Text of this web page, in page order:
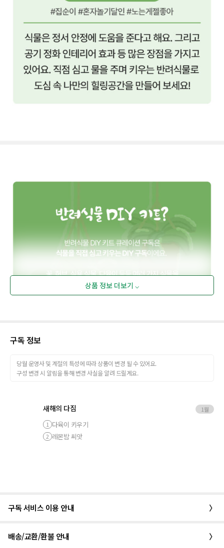
상품 정보 더보기 ⌵
구독 정보
당월 운영사 및 계절의 특성에 따라 상품이 변경 될 수 있어요.
구성 변경 시 알림을 통해 변경 사실을 알려 드릴게요.
새해의 다짐
1 다육이 키우기
2 레몬밤 씨앗
1월
구독 서비스 이용 안내 〉
배송/교환/환불 안내 〉